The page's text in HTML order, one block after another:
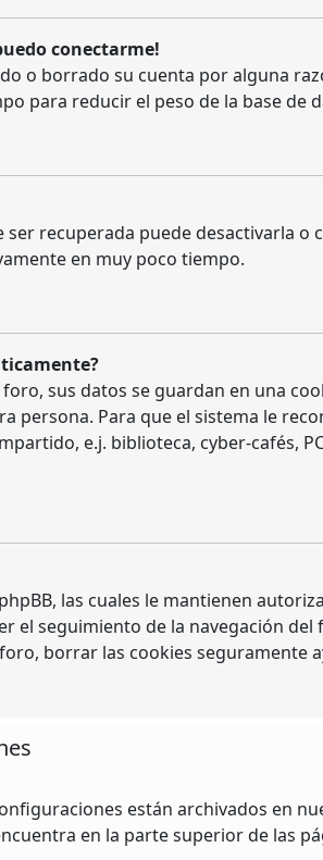
conectarme!
o borrado su cuenta por alguna
para reducir el peso de la base de
ser recuperada puede desactivarla
en muy poco tiempo.
sus datos se guardan en una
persona. Para que el sistema le
e.j. biblioteca, cyber-cafés,
las cuales le mantienen
el seguimiento de la navegación
borrar las cookies seguramente
están archivados en
en la parte superior de las